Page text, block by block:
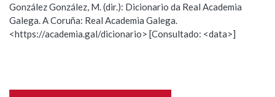
BUSCAR NO CONTIDO
Nas definicións
Nome
González González, M. (dir.): Dicionario da Real Academia
Galega. A Coruña: Real Academia Galega.
<https://academia.gal/dicionario> [Consultado: <data>]